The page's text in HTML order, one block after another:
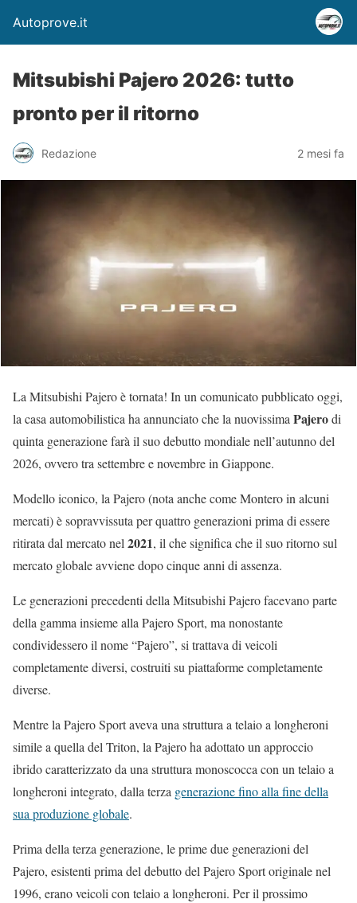
Autoprove.it
Mitsubishi Pajero 2026: tutto
pronto per il ritorno
Redazione 2 mesi fa
La Mitsubishi Pajero è tornata! In un comunicato pubblicato oggi,
la casa automobilistica ha annunciato che la nuovissimaPajerodi
quinta generazione farà il suo debutto mondiale nell’autunno del
2026, ovvero tra settembre e novembre in Giappone.
Modello iconico, la Pajero (nota anche come Montero in alcuni
mercati) è sopravvissuta per quattro generazioni prima di essere
ritirata dal mercato nel2021, il che significa che il suo ritorno sul
mercato globale avviene dopo cinque anni di assenza.
Le generazioni precedenti della Mitsubishi Pajero facevano parte
della gamma insieme alla Pajero Sport, ma nonostante
condividessero il nome “Pajero”, si trattava di veicoli
completamente diversi, costruiti su piattaforme completamente
diverse.
Mentre la Pajero Sport aveva una struttura a telaio a longheroni
simile a quella del Triton, la Pajero ha adottato un approccio
ibrido caratterizzato da una struttura monoscocca con un telaio a
longheroni integrato, dalla terza generazione fino alla fine della
sua produzione globale.
Prima della terza generazione, le prime due generazioni del
Pajero, esistenti prima del debutto del Pajero Sport originale nel
1996, erano veicoli con telaio a longheroni. Per il prossimo